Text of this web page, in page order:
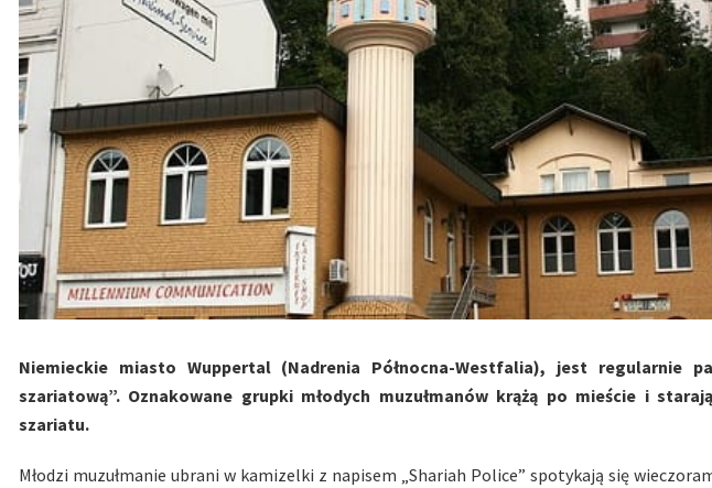
Niemieckie miasto Wuppertal (Nadrenia Północna-Westfalia), jest regularnie
szariatową”. Oznakowane grupki młodych muzułmanów krążą po mieście i
szariatu.
Młodzi muzułmanie ubrani w kamizelki z napisem „Shariah Police” spotykają się